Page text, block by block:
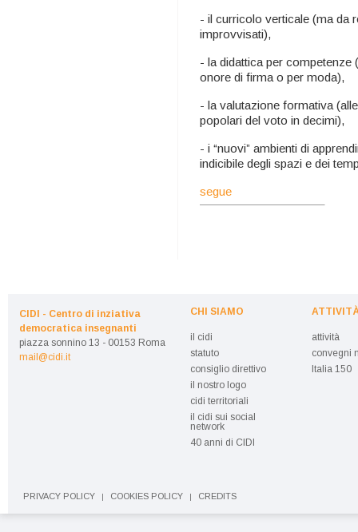
- il curricolo verticale (ma da
improvvisati),
- la didattica per competenze
onore di firma o per moda),
- la valutazione formativa
popolari del voto in decimi),
- i “nuovi” ambienti di
indicibile degli spazi e dei
segue
CIDI - Centro di inziativa
democratica insegnanti
piazza sonnino 13 - 00153 Roma
mail@cidi.it
CHI SIAMO
il cidi
statuto
consiglio direttivo
il nostro logo
cidi territoriali
il cidi sui social
network
40 anni di CIDI
attività
convegni
Italia 150
PRIVACY POLICY COOKIES POLICY CREDITS